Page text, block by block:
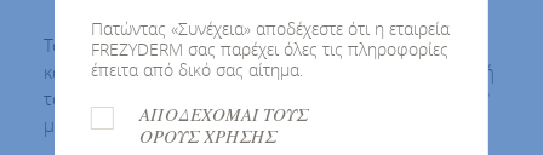
Πατώντας «Συνέχεια» αποδέχεστε ότι η εταιρεία
FREZYDERM σας παρέχει όλες τις πληροφορίες
έπειτα από δικό σας αίτημα.
ΑΠΟΔΕΧΟΜΑΙ ΤΟΥΣ
ΟΡΟΥΣ ΧΡΗΣΗΣ
Το FREZYLAC PLATINUM PLUS 1 είναι βιολογικό
κατσικίσιο γάλα σε σκόνη, κατάλληλο για τη διατροφή
του τελειόμηνου βρέφους από τη γέννηση έως τον 6°
μήνα.